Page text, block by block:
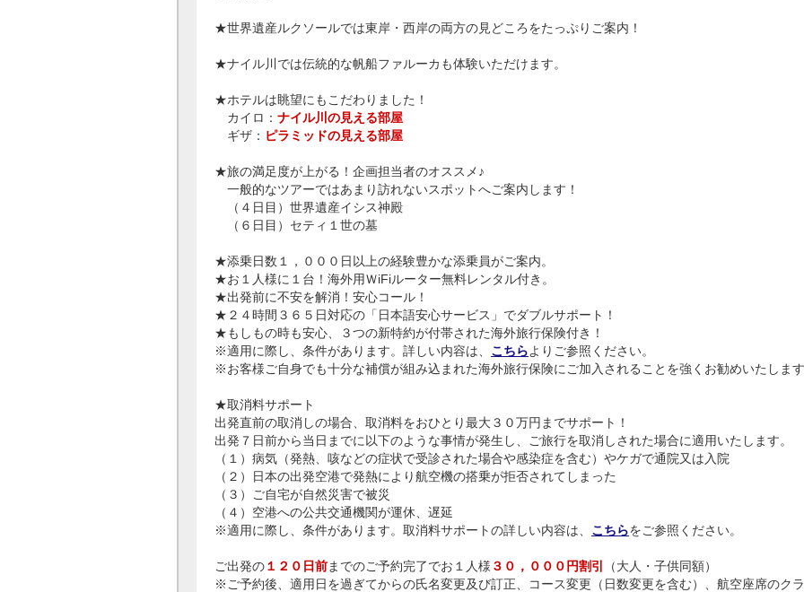
★世界遺産ルクソールでは東岸・西岸の両方の見どころをたっぷりご案内！
★ナイル川では伝統的な帆船ファルーカも体験いただけます。
★ホテルは眺望にもこだわりました！
カイロ： ナイル川の見える部屋
ギザ： ピラミッドの見える部屋
★旅の満足度が上がる！企画担当者のオススメ♪
一般的なツアーではあまり訪れないスポットへご案内します！
（４日目）世界遺産イシス神殿
（６日目）セティ１世の墓
★添乗日数１，０００日以上の経験豊かな添乗員がご案内。
★お１人様に１台！海外用ＷiFiルーター無料レンタル付き。
★出発前に不安を解消！安心コール！
★２４時間３６５日対応の「日本語安心サービス」でダブルサポート！
★もしもの時も安心、３つの新特約が付帯された海外旅行保険付き！
※適用に際し、条件があります。詳しい内容は、 こちらよりご参照ください。
※お客様ご自身でも十分な補償が組み込まれた海外旅行保険にご加入されることを強くお勧めいたしま
★取消料サポート
出発直前の取消しの場合、取消料をおひとり最大３０万円までサポート！
出発７日前から当日までに以下のような事情が発生し、ご旅行を取消しされた場合に適用いたします。
（１）病気（発熱、咳などの症状で受診された場合や感染症を含む）やケガで通院又は入院
（２）日本の出発空港で発熱により航空機の搭乗が拒否されてしまった
（３）ご自宅が自然災害で被災
（４）空港への公共交通機関が運休、遅延
※適用に際し、条件があります。取消料サポートの詳しい内容は、 こちらをご参照ください。
ご出発の１２０日前までのご予約完了でお１人様 ３０，０００円割引
（大人・子供同額）
※ご予約後、適用日を過ぎてからの氏名変更及び訂正、コース変更（日数変更を含む）、航空座席のク